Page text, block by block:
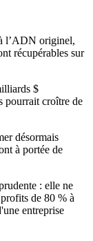
l’ADN originel,
récupérables sur
$
pourrait croître de
désormais
à portée de
: elle ne
de 80 % à
entreprise